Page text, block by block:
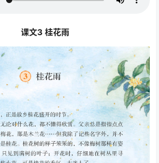
课文3 桂花雨